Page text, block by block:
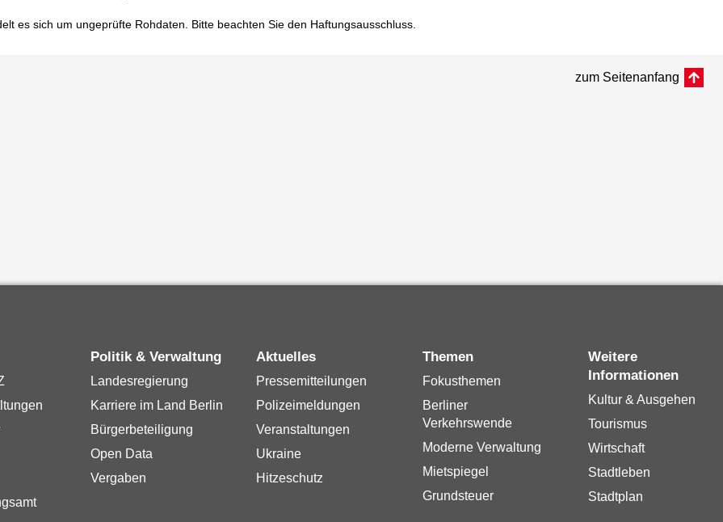
es sich um ungeprüfte Rohdaten. Bitte beachten Sie den Haftungsausschluss.
zum Seitenanfang
Politik & Verwaltung
Landesregierung
Karriere im Land Berlin
Bürgerbeteiligung
Open Data
Vergaben
Aktuelles
Pressemitteilungen
Polizeimeldungen
Veranstaltungen
Ukraine
Hitzeschutz
Themen
Fokusthemen
Berliner
Verkehrswende
Moderne Verwaltung
Mietspiegel
Grundsteuer
Weitere
Informationen
Kultur & Ausgehen
Tourismus
Wirtschaft
Stadtleben
Stadtplan